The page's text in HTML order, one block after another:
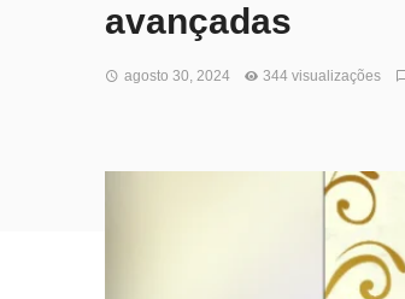
avançadas
agosto 30, 2024 344 visualizações